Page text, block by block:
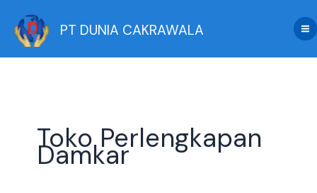
content
PT DUNIA CAKRAWALA
Toko Perlengkapan
Damkar